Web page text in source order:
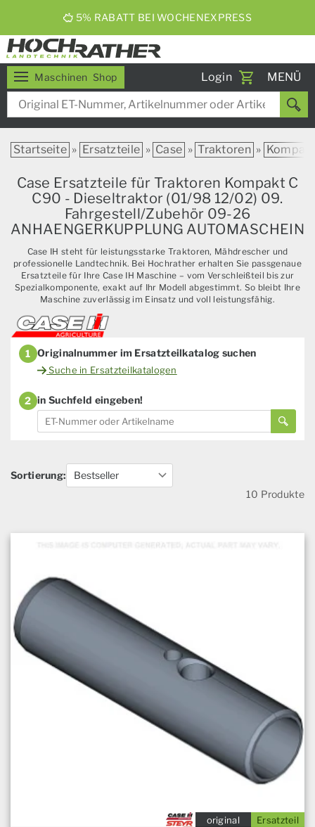
5% RABATT BEI WOCHENEXPRESS
Maschinen Shop Login
Toggle
MENÜ
Startseite » Ersatzteile » Case » Traktoren »
Case Ersatzteile für Traktoren Kompakt C
C90 - Dieseltraktor (01/98 12/02) 09.
Fahrgestell/Zubehör 09-26
ANHAENGERKUPPLUNG AUTOMASCHEIN
Case IH steht für leistungsstarke Traktoren, Mähdrescher und
professionelle Landtechnik. Bei Hochrather erhalten Sie passgenaue
Ersatzteile für Ihre Case IH Maschine – vom Verschleißteil bis zur
Spezialkomponente, exakt auf Ihr Modell abgestimmt. So bleibt Ihre
Maschine zuverlässig im Einsatz und voll leistungsfähig.
1 Originalnummer im Ersatzteilkatalog suchen
Suche in Ersatzteilkatalogen
2 in Suchfeld eingeben!
Sortierung:
10 Produkte
Ersatzteil
original